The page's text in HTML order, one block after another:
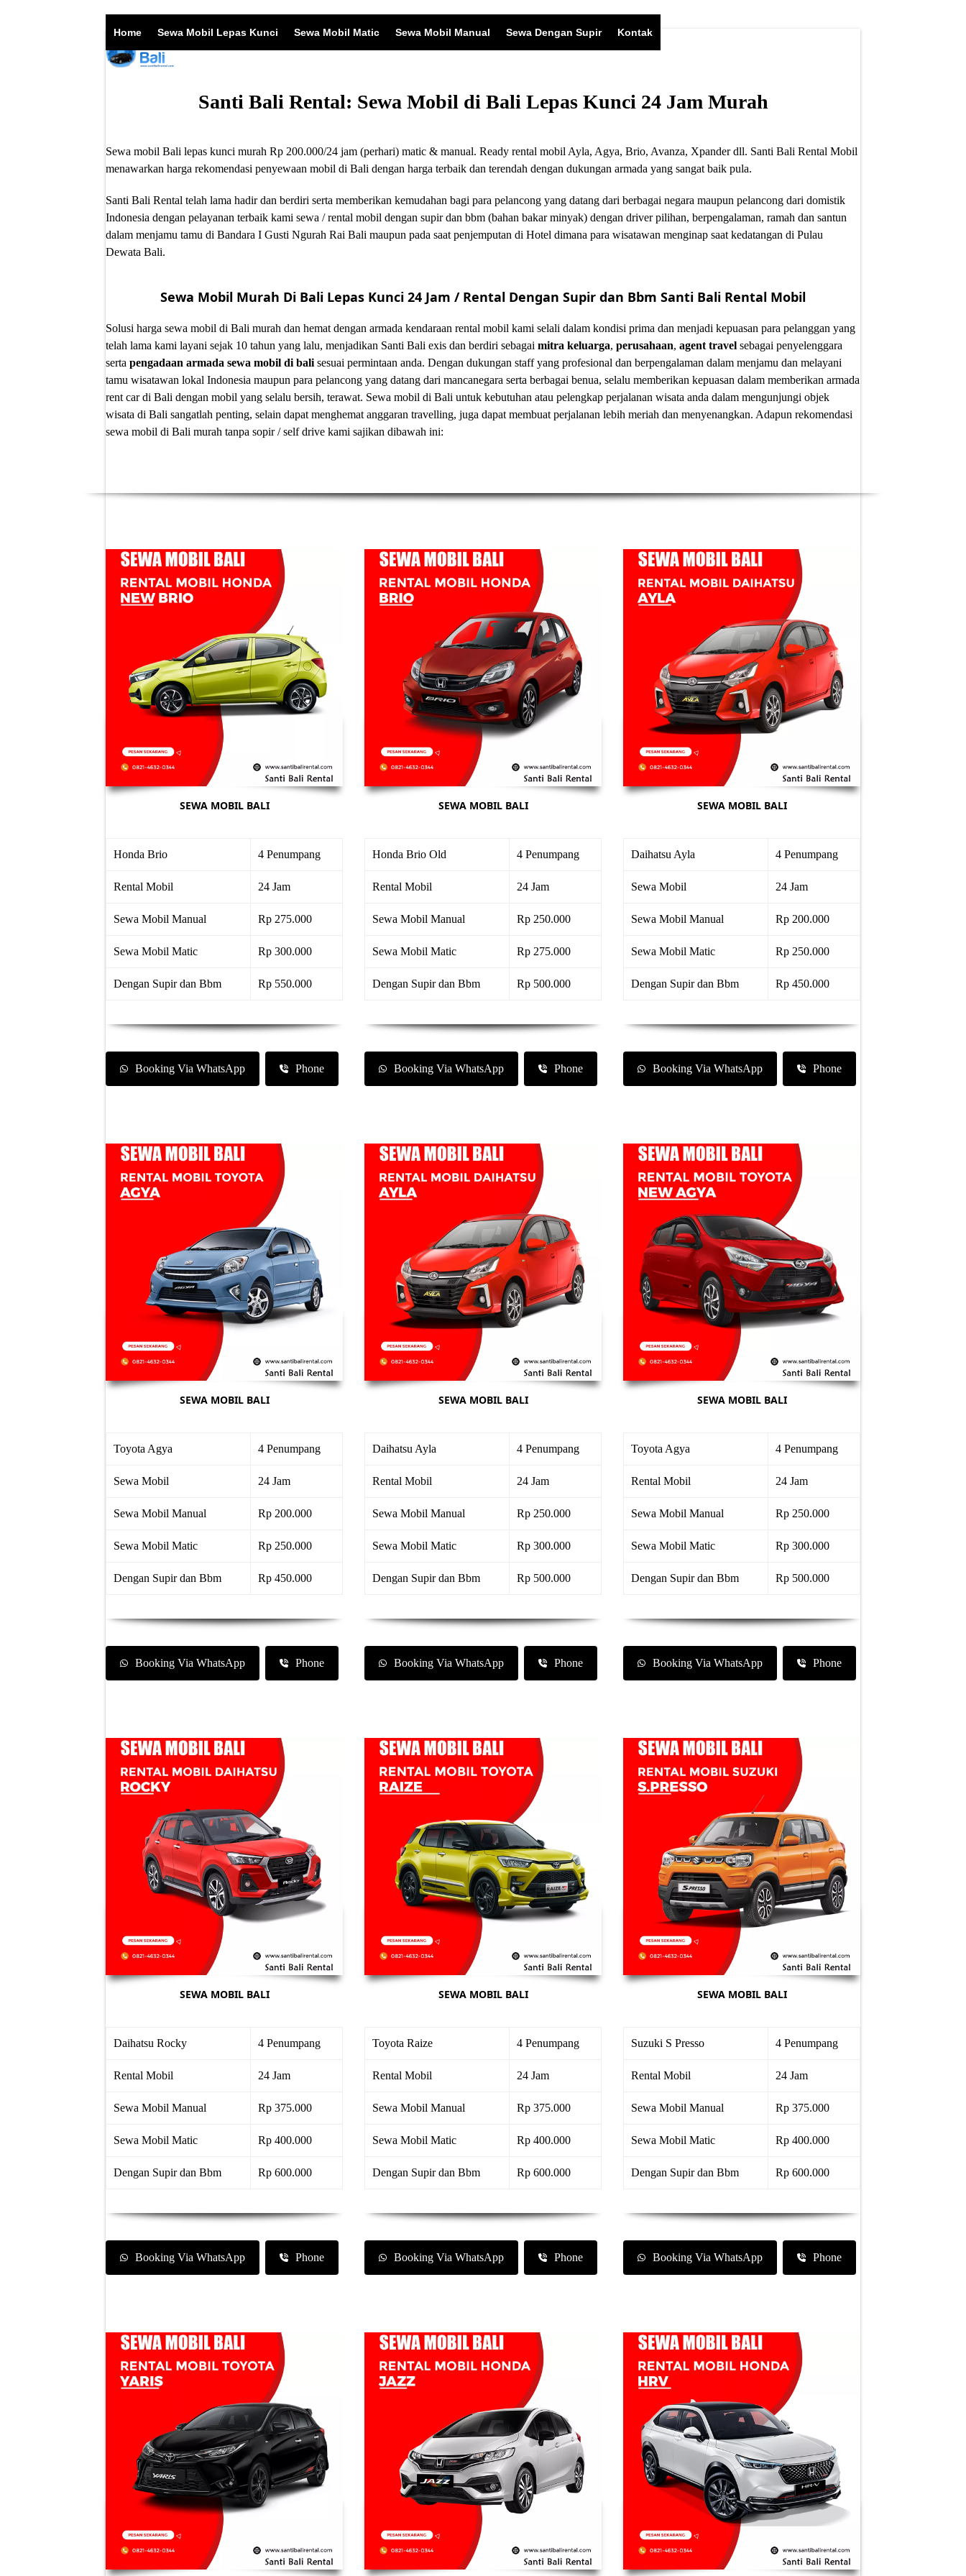
Home Sewa Mobil Lepas Kunci Sewa Mobil Matic Sewa Mobil Manual Sewa Dengan Supir Kontak
Santi Bali Rental: Sewa Mobil di Bali Lepas Kunci 24 Jam Murah
Sewa mobil Bali lepas kunci murah Rp 200.000/24 jam (perhari) matic & manual. Ready rental mobil Ayla, Agya, Brio, Avanza, Xpander dll. Santi Bali Rental Mobil
menawarkan harga rekomendasi penyewaan mobil di Bali dengan harga terbaik dan terendah dengan dukungan armada yang sangat baik pula.
Santi Bali Rental telah lama hadir dan berdiri serta memberikan kemudahan bagi para pelancong yang datang dari berbagai negara maupun pelancong dari domistik
Indonesia dengan pelayanan terbaik kami sewa / rental mobil dengan supir dan bbm (bahan bakar minyak) dengan driver pilihan, berpengalaman, ramah dan santun
dalam menjamu tamu di Bandara I Gusti Ngurah Rai Bali maupun pada saat penjemputan di Hotel dimana para wisatawan menginap saat kedatangan di Pulau
Dewata Bali.
Sewa Mobil Murah Di Bali Lepas Kunci 24 Jam / Rental Dengan Supir dan Bbm Santi Bali Rental Mobil
Solusi harga sewa mobil di Bali murah dan hemat dengan armada kendaraan rental mobil kami selali dalam kondisi prima dan menjadi kepuasan para pelanggan yang
telah lama kami layani sejak 10 tahun yang lalu, menjadikan Santi Bali exis dan berdiri sebagai mitra keluarga, perusahaan, agent travel sebagai penyelenggara
serta pengadaan armada sewa mobil di bali sesuai permintaan anda. Dengan dukungan staff yang profesional dan berpengalaman dalam menjamu dan melayani
tamu wisatawan lokal Indonesia maupun para pelancong yang datang dari mancanegara serta berbagai benua, selalu memberikan kepuasan dalam memberikan armada
rent car di Bali dengan mobil yang selalu bersih, terawat. Sewa mobil di Bali untuk kebutuhan atau pelengkap perjalanan wisata anda dalam mengunjungi objek
wisata di Bali sangatlah penting, selain dapat menghemat anggaran travelling, juga dapat membuat perjalanan lebih meriah dan menyenangkan. Adapun rekomendasi
sewa mobil di Bali murah tanpa sopir/ self drive kami sajikan dibawah ini:
SEWA MOBIL BALI
Honda Brio 4 Penumpang
Rental Mobil 24 Jam
Sewa Mobil Manual Rp 275.000
Sewa Mobil Matic Rp 300.000
Dengan Supir dan Bbm Rp 550.000
Booking Via WhatsApp Phone
SEWA MOBIL BALI
Honda Brio Old 4 Penumpang
Rental Mobil 24 Jam
Sewa Mobil Manual Rp 250.000
Sewa Mobil Matic Rp 275.000
Dengan Supir dan Bbm Rp 500.000
Booking Via WhatsApp Phone
SEWA MOBIL BALI
Daihatsu Ayla 4 Penumpang
Sewa Mobil 24 Jam
Sewa Mobil Manual Rp 200.000
Sewa Mobil Matic Rp 250.000
Dengan Supir dan Bbm Rp 450.000
Booking Via WhatsApp Phone
SEWA MOBIL BALI
Toyota Agya 4 Penumpang
Sewa Mobil 24 Jam
Sewa Mobil Manual Rp 200.000
Sewa Mobil Matic Rp 250.000
Dengan Supir dan Bbm Rp 450.000
Booking Via WhatsApp Phone
SEWA MOBIL BALI
Daihatsu Ayla 4 Penumpang
Rental Mobil 24 Jam
Sewa Mobil Manual Rp 250.000
Sewa Mobil Matic Rp 300.000
Dengan Supir dan Bbm Rp 500.000
Booking Via WhatsApp Phone
SEWA MOBIL BALI
Toyota Agya 4 Penumpang
Rental Mobil 24 Jam
Sewa Mobil Manual Rp 250.000
Sewa Mobil Matic Rp 300.000
Dengan Supir dan Bbm Rp 500.000
Booking Via WhatsApp Phone
SEWA MOBIL BALI
Daihatsu Rocky 4 Penumpang
Rental Mobil 24 Jam
Sewa Mobil Manual Rp 375.000
Sewa Mobil Matic Rp 400.000
Dengan Supir dan Bbm Rp 600.000
Booking Via WhatsApp Phone
SEWA MOBIL BALI
Toyota Raize 4 Penumpang
Rental Mobil 24 Jam
Sewa Mobil Manual Rp 375.000
Sewa Mobil Matic Rp 400.000
Dengan Supir dan Bbm Rp 600.000
Booking Via WhatsApp Phone
SEWA MOBIL BALI
Suzuki S Presso 4 Penumpang
Rental Mobil 24 Jam
Sewa Mobil Manual Rp 375.000
Sewa Mobil Matic Rp 400.000
Dengan Supir dan Bbm Rp 600.000
Booking Via WhatsApp Phone